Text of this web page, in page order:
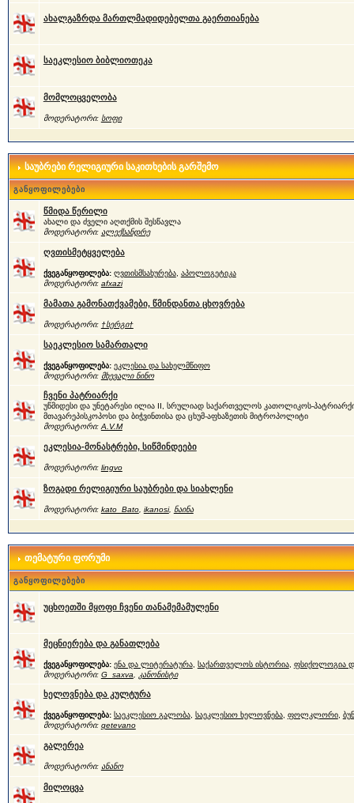
ახალგაზრდა მართლმადიდებელთა გაერთიანება
საეკლესიო ბიბლიოთეკა
მომლოცველობა
მოდერატორი: სოფი
საუბრები რელიგიური საკითხების გარშემო
განყოფილებები
წმიდა წერილი
ახალი და ძველი აღთქმის შესწავლა
მოდერატორი: ალექსანდრე
ღვთისმეტყველება
ქვეგანყოფილება: ღვთისმსახურება, აპოლოგეტიკა
მოდერატორი: afxazi
მამათა გამონათქვამები, წმინდანთა ცხოვრება
მოდერატორი: †სერგი†
საეკლესიო სამართალი
ქვეგანყოფილება: ეკლესია და სახელმწიფო
მოდერატორი: მხევალი ნინო
ჩვენი პატრიარქი
უწმიდესი და უნეტარესი ილია II, სრულიად საქართველოს კათოლიკოს-
მთავარეპისკოპოსი და ბიჭვინთისა და ცხუმ-აფხაზეთის მიტროპოლიტი
მოდერატორი: A.V.M
ეკლესია-მონასტრები, სიწმინდეები
მოდერატორი: lingvo
ზოგადი რელიგიური საუბრები და სიახლენი
მოდერატორი: kato_Bato, ikanosi, ნაინა
თემატური ფორუმი
განყოფილებები
უცხოეთში მყოფი ჩვენი თანამემამულენი
მეცნიერება და განათლება
ქვეგანყოფილება: ენა და ლიტერატურა, საქართველოს ისტორია, ფსიქოლოგია
მოდერატორი: G_saxva კანონისტი
ხელოვნება და კულტურა
ქვეგანყოფილება: საეკლესიო გალობა, საეკლესიო ხელოვნება, ფოლკლორი,
მოდერატორი: qetevano
გალერეა
მოდერატორი: ანანო
მილოცვა